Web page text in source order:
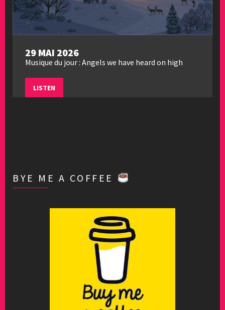
29 MAI 2026
Musique du jour : Angels we have heard on high
LISTEN
BYE ME A COFFEE